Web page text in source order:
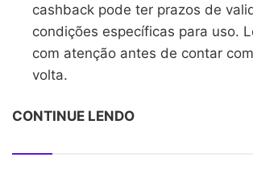
cashback pode ter prazos de
condições específicas para uso.
com atenção antes de contar
volta.
CONTINUE LENDO